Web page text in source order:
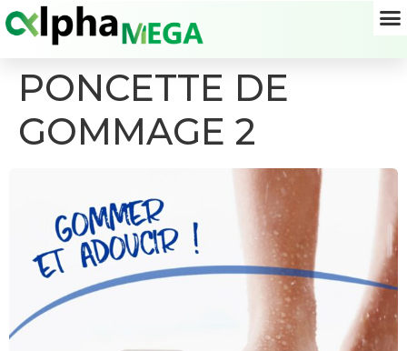
PONCETTE DE
GOMMAGE 2